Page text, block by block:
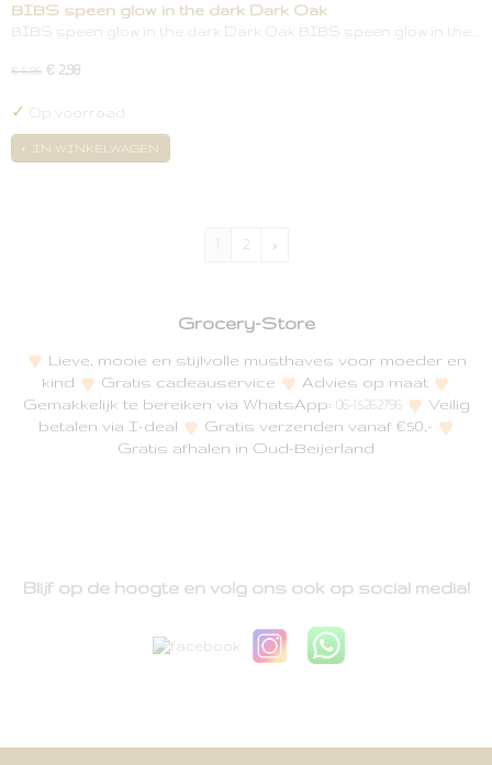
BIBS speen glow in the dark Dark Oak
BIBS speen glow in the dark Dark Oak BIBS speen glow in the…
€ 5,95 € 2,98
✓ Op voorraad
IN WINKELWAGEN
2 »
Grocery-Store
Lieve, mooie en stijlvolle musthaves voor moeder en
kind
Gratis cadeauservice
Advies op maat
Gemakkelijk te bereiken via WhatsApp: 06-15262796
Veilig
betalen via I-deal
Gratis verzenden vanaf €50,-
Gratis afhalen in Oud-Beijerland
Blijf op de hoogte en volg ons ook op social media!